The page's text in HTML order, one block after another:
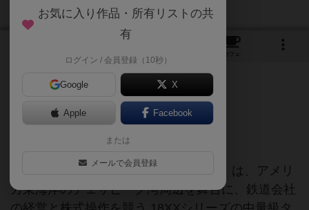
カフェ
最短距離で18XXの核心へ。
kickstarter
『18チェサピーク（18Chesapeake）』は、アメリ
カ東海岸のチェサピーク湾周辺を舞台に、鉄道会社
お気に入り作品・所有リストの共
有
ログイン / 会員登録（10秒）
Google X
Apple Facebook
または
メールで会員登録